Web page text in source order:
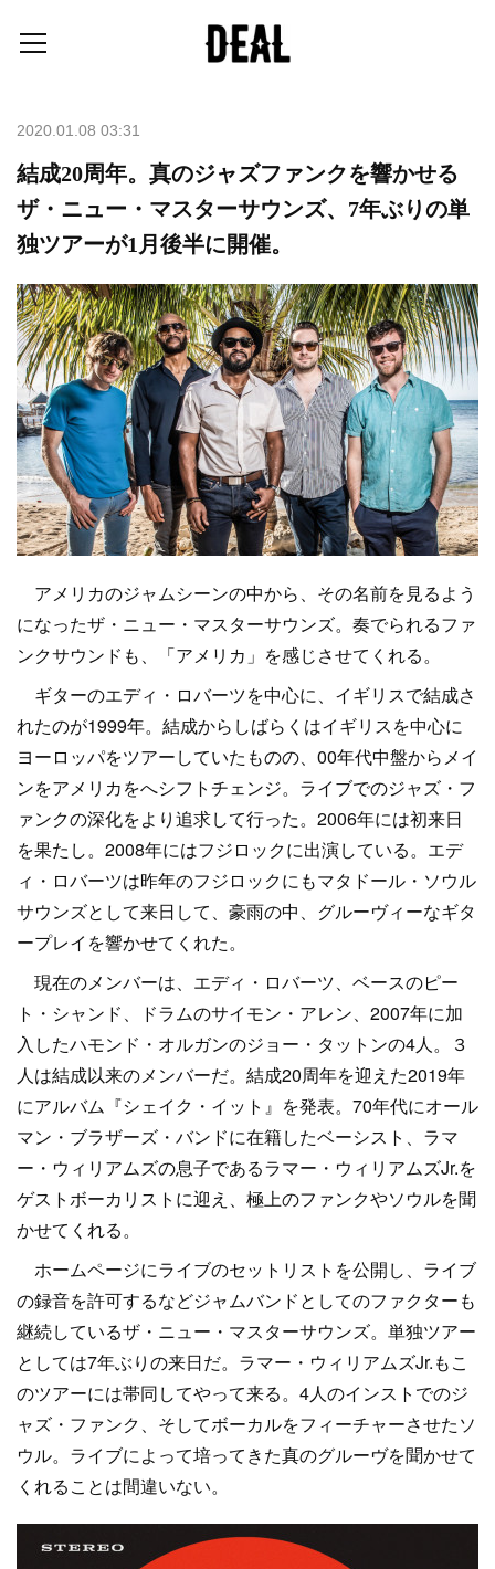
2020.01.08 03:31
結成20周年。真のジャズファンクを響かせる
ザ・ニュー・マスターサウンズ、7年ぶりの単
独ツアーが1月後半に開催。
アメリカのジャムシーンの中から、その名前を見るよう
になったザ・ニュー・マスターサウンズ。奏でられるファ
ンクサウンドも、「アメリカ」を感じさせてくれる。
ギターのエディ・ロバーツを中心に、イギリスで結成さ
れたのが1999年。結成からしばらくはイギリスを中心に
ヨーロッパをツアーしていたものの、00年代中盤からメイ
ンをアメリカをへシフトチェンジ。ライブでのジャズ・フ
ァンクの深化をより追求して行った。2006年には初来日
を果たし。2008年にはフジロックに出演している。エデ
ィ・ロバーツは昨年のフジロックにもマタドール・ソウル
サウンズとして来日して、豪雨の中、グルーヴィーなギタ
ープレイを響かせてくれた。
現在のメンバーは、エディ・ロバーツ、ベースのピー
ト・シャンド、ドラムのサイモン・アレン、2007年に加
入したハモンド・オルガンのジョー・タットンの4人。３
人は結成以来のメンバーだ。結成20周年を迎えた2019年
にアルバム『シェイク・イット』を発表。70年代にオール
マン・ブラザーズ・バンドに在籍したベーシスト、ラマ
ー・ウィリアムズの息子であるラマー・ウィリアムズJr.を
ゲストボーカリストに迎え、極上のファンクやソウルを聞
かせてくれる。
ホームページにライブのセットリストを公開し、ライブ
の録音を許可するなどジャムバンドとしてのファクターも
継続しているザ・ニュー・マスターサウンズ。単独ツアー
としては7年ぶりの来日だ。ラマー・ウィリアムズJr.もこ
のツアーには帯同してやって来る。4人のインストでのジ
ャズ・ファンク、そしてボーカルをフィーチャーさせたソ
ウル。ライブによって培ってきた真のグルーヴを聞かせて
くれることは間違いない。